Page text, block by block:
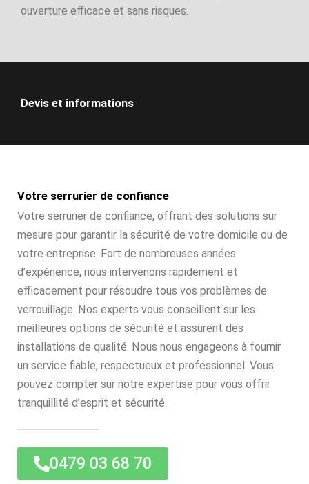
ouverture efficace et sans risques.
Devis et informations
Votre serrurier de confiance
Votre serrurier de confiance, offrant des solutions sur
mesure pour garantir la sécurité de votre domicile ou de
votre entreprise. Fort de nombreuses années
d’expérience, nous intervenons rapidement et
efficacement pour résoudre tous vos problèmes de
verrouillage. Nos experts vous conseillent sur les
meilleures options de sécurité et assurent des
installations de qualité. Nous nous engageons à fournir
un service fiable, respectueux et professionnel. Vous
pouvez compter sur notre expertise pour vous offrir
tranquillité d’esprit et sécurité.
0479 03 68 70